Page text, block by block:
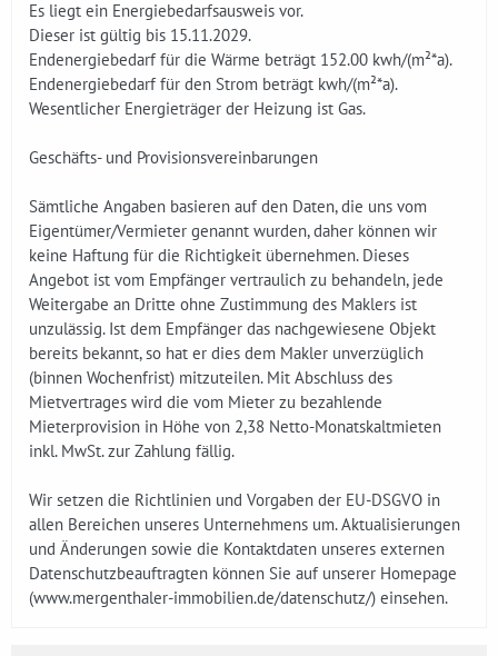
Es liegt ein Energiebedarfsausweis vor.
Dieser ist gültig bis 15.11.2029.
Endenergiebedarf für die Wärme beträgt 152.00 kwh/(m²*a).
Endenergiebedarf für den Strom beträgt kwh/(m²*a).
Wesentlicher Energieträger der Heizung ist Gas.
Geschäfts- und Provisionsvereinbarungen
Sämtliche Angaben basieren auf den Daten, die uns vom
Eigentümer/Vermieter genannt wurden, daher können wir
keine Haftung für die Richtigkeit übernehmen. Dieses
Angebot ist vom Empfänger vertraulich zu behandeln, jede
Weitergabe an Dritte ohne Zustimmung des Maklers ist
unzulässig. Ist dem Empfänger das nachgewiesene Objekt
bereits bekannt, so hat er dies dem Makler unverzüglich
(binnen Wochenfrist) mitzuteilen. Mit Abschluss des
Mietvertrages wird die vom Mieter zu bezahlende
Mieterprovision in Höhe von 2,38 Netto-Monatskaltmieten
inkl. MwSt. zur Zahlung fällig.
Wir setzen die Richtlinien und Vorgaben der EU-DSGVO in
allen Bereichen unseres Unternehmens um. Aktualisierungen
und Änderungen sowie die Kontaktdaten unseres externen
Datenschutzbeauftragten können Sie auf unserer Homepage
(www.mergenthaler-immobilien.de/datenschutz/) einsehen.